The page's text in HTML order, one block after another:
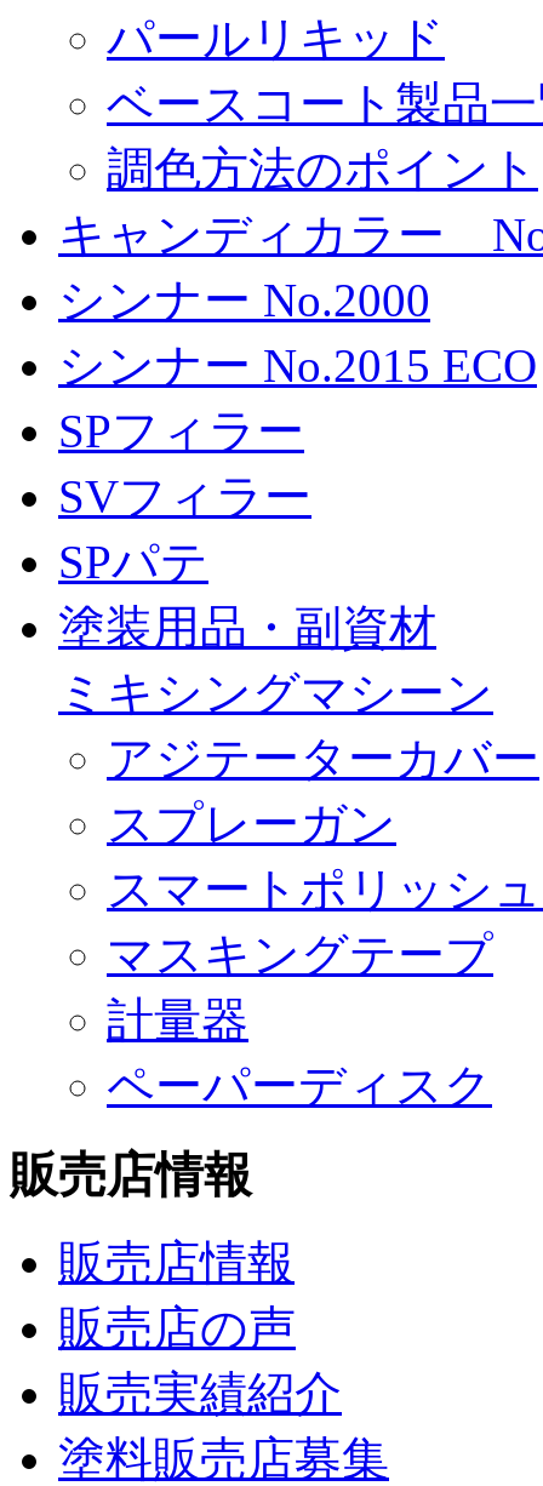
パールリキッド
ベースコート製品
調色方法のポイント
キャンディカラー
シンナー No.2000
シンナー No.2015 ECO
SPフィラー
SVフィラー
SPパテ
塗装用品・副資材
ミキシングマシーン
アジテーターカバー
スプレーガン
スマートポリッシ
マスキングテープ
計量器
ペーパーディスク
販売店情報
販売店情報
販売店の声
販売実績紹介
塗料販売店募集